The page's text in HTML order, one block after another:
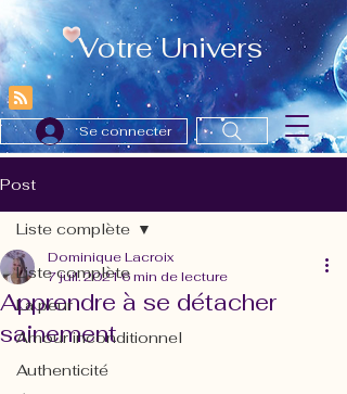
Votre Univers
Se connecter
Post
Liste complète
La peur
Amour inconditionnel
Authenticité
Liste complète
Apprendre à se détacher
sainement
Dominique Lacroix
7 juil. 20216 min de lecture